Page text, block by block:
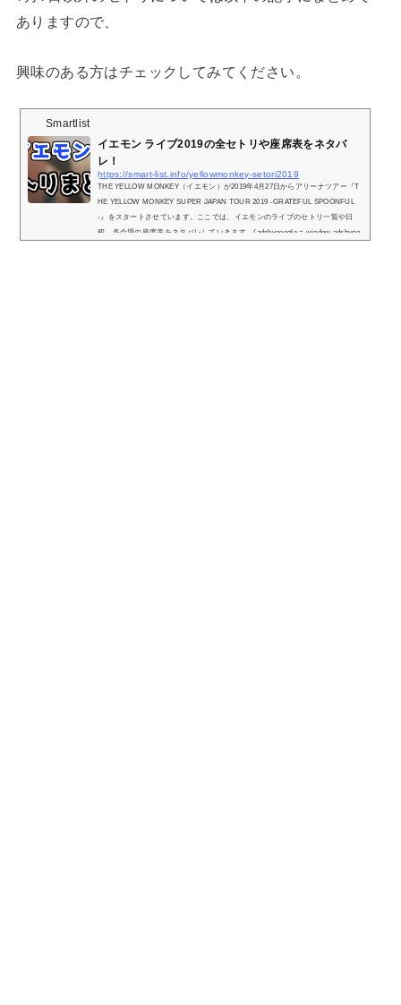
ありますので、
興味のある方はチェックしてみてください。
Smartlist
イエモン ライブ2019の全セトリや座席表をネタバ
レ！
https://smart-list.info/yellowmonkey-setori2019
THE YELLOW MONKEY（イエモン）が2019年4月27日からアリーナツアー『T
HE YELLOW MONKEY SUPER JAPAN TOUR 2019 -GRATEFUL SPOONFUL
-』をスタートさせています。ここでは、イエモンのライブのセトリ一覧や日
程、各会場の座席表をネタバレしていきます。(adsbygoogle = window.adsbygo